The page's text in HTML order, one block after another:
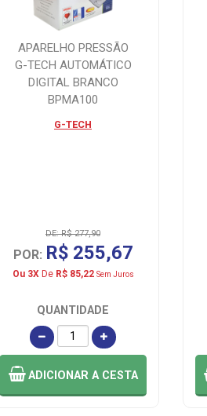
APARELHO PRESSÃO
G-TECH AUTOMÁTICO
DIGITAL BRANCO
BPMA100
G-TECH
DE: R$ 277,90
POR: R$ 255,67
Ou 3XDe R$ 85,22 Sem Juros
QUANTIDADE
ADICIONAR A CESTA